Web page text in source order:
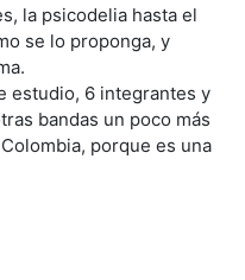
la psicodelia hasta el
se lo proponga, y
estudio, 6 integrantes y
bandas un poco más
porque es una